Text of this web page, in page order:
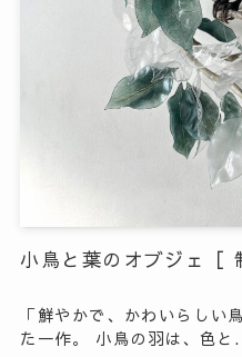
小鳥と葉のオブジェ［
「鮮やかで、かわいらしい
た一作。 小鳥の羽は、色と